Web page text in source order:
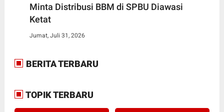
Minta Distribusi BBM di SPBU Diawasi
Ketat
Jumat, Juli 31, 2026
BERITA TERBARU
TOPIK TERBARU